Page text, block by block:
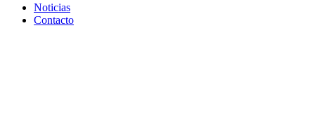
Noticias
Contacto